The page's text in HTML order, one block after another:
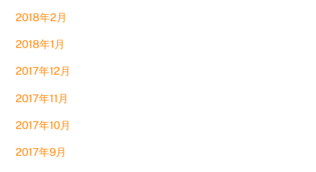
2018年2月
2018年1月
2017年12月
2017年11月
2017年10月
2017年9月